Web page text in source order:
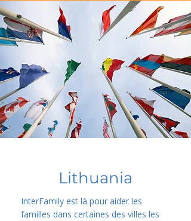
Lithuania
InterFamily est là pour aider les
familles dans certaines des villes les